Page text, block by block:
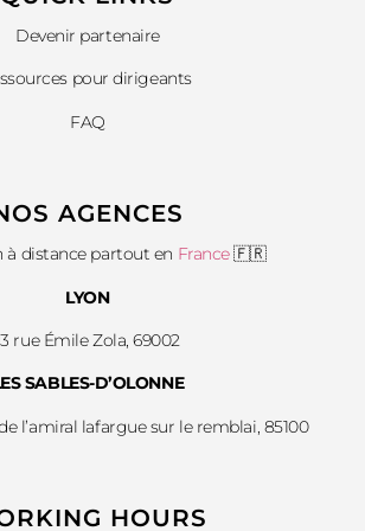
Devenir partenaire
pour dirigeants
FAQ
AGENCES
à distance partout en France🇫🇷
LYON
rue Émile Zola, 69002
SABLES-D’OLONNE
l’amiral lafargue sur le remblai, 85100
HOURS